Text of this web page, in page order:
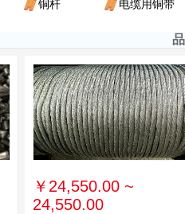
铜杆 电缆用铜带
￥24,550.00 ~
24,550.00